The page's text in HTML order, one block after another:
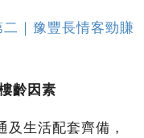
｜豫豐長情客勁賺
齡因素
生活配套齊備，